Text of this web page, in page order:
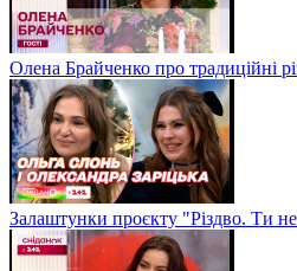
Олена Брайченко про традиційні
Залаштунки проєкту "Різдво. Ти